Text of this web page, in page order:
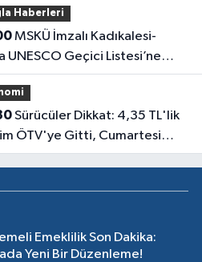
Haberleri
MSKÜ İmzalı Kadıkalesi-
UNESCO Geçici Listesi’ne
Sürücüler Dikkat: 4,35 TL'lik
ÖTV'ye Gitti, Cumartesi
Pompaya Dev Zam Geliyor!
Emeklilik Son Dakika:
Yeni Bir Düzenleme!